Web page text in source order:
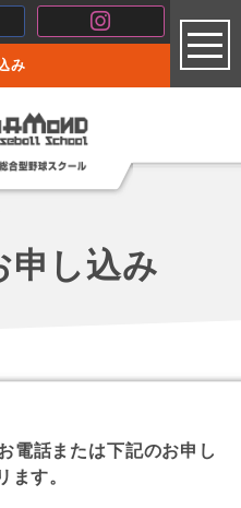
み
申し込み
電話または下記のお申し
ます。